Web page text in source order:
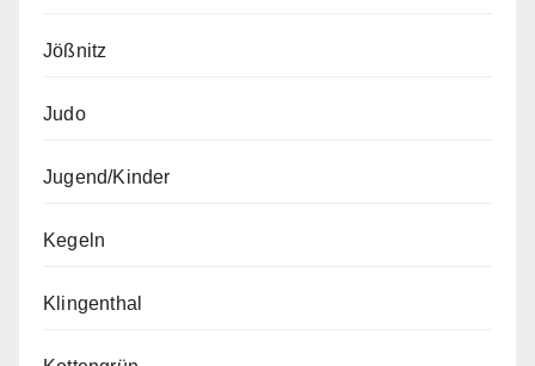
Jößnitz
Judo
Jugend/Kinder
Kegeln
Klingenthal